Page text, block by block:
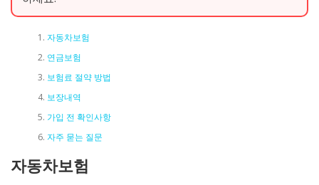
자동차보험
연금보험
보험료 절약 방법
보장내역
가입 전 확인사항
자주 묻는 질문
자동차보험